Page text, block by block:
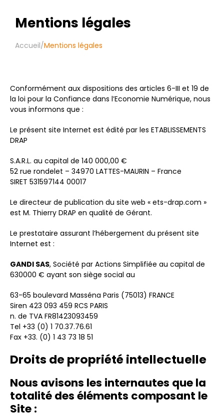
Mentions légales
Accueil/Mentions légales
Conformément aux dispositions des articles 6-III et 19 de
la loi pour la Confiance dans l’Economie Numérique, nous
vous informons que :
Le présent site Internet est édité par les ETABLISSEMENTS
DRAP
S.A.R.L. au capital de 140 000,00 €
52 rue rondelet – 34970 LATTES-MAURIN – France
SIRET 531597144 00017
Le directeur de publication du site web « ets-drap.com »
est M. Thierry DRAP en qualité de Gérant.
Le prestataire assurant l’hébergement du présent site
Internet est :
GANDI SAS, Société par Actions Simplifiée au capital de
630000 € ayant son siège social au
63-65 boulevard Masséna Paris (75013) FRANCE
Siren 423 093 459 RCS PARIS
n. de TVA FR81423093459
Tel +33 (0) 1 70.37.76.61
Fax +33. (0) 1 43 73 18 51
Droits de propriété intellectuelle
Nous avisons les internautes que la
totalité des éléments composant le
Site :